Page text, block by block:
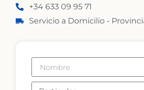
+34 633 09 95 71
Servicio a Domicilio -